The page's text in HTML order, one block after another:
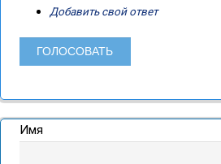
Добавить свой ответ
Имя